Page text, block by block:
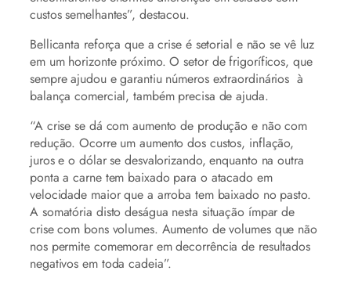
custos semelhantes”, destacou.
Bellicanta reforça que a crise é setorial e não se vê luz
em um horizonte próximo. O setor de frigoríficos, que
sempre ajudou e garantiu números extraordinários à
balança comercial, também precisa de ajuda.
“A crise se dá com aumento de produção e não com
redução. Ocorre um aumento dos custos, inflação,
juros e o dólar se desvalorizando, enquanto na outra
ponta a carne tem baixado para o atacado em
velocidade maior que a arroba tem baixado no pasto.
A somatória disto deságua nesta situação ímpar de
crise com bons volumes. Aumento de volumes que não
nos permite comemorar em decorrência de resultados
negativos em toda cadeia”.